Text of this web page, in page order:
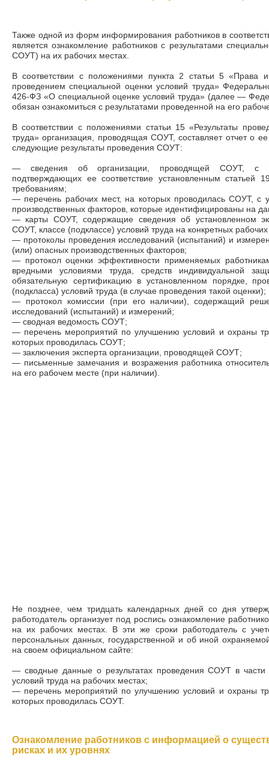
Также одной из форм информирования работников в
является ознакомление работников с результатами
СОУТ) на их рабочих местах.
В соответствии с положениями пункта 2 статьи 5 «Права
проведением специальной оценки условий труда»
426-ФЗ «О специальной оценке условий труда» (далее —
обязан ознакомиться с результатами проведенной на его
В соответствии с положениями статьи 15 «Результаты
труда» организация, проводящая СОУТ, составляет отчет о
следующие результаты проведения СОУТ:
— сведения об организации, проводящей СОУТ, с
подтверждающих ее соответствие установленным
требованиям;
— перечень рабочих мест, на которых проводилась СОУТ, с
производственных факторов, которые идентифицированы на
— карты СОУТ, содержащие сведения об установленном
СОУТ, классе (подклассе) условий труда на конкретных
— протоколы проведения исследований (испытаний) и
(или) опасных производственных факторов;
— протокол оценки эффективности применяемых
вредными условиями труда, средств индивидуальной
обязательную сертификацию в установленном порядке,
(подкласса) условий труда (в случае проведения такой оценки);
— протокол комиссии (при его наличии), содержащий
исследований (испытаний) и измерений;
— сводная ведомость СОУТ;
— перечень мероприятий по улучшению условий и охраны
которых проводилась СОУТ;
— заключения эксперта организации, проводящей СОУТ;
— письменные замечания и возражения работника
на его рабочем месте (при наличии).
Не позднее, чем тридцать календарных дней со дня
работодатель организует под роспись ознакомление
на их рабочих местах. В эти же сроки работодатель с
персональных данных, государственной и об иной
на своем официальном сайте:
— сводные данные о результатах проведения СОУТ в части
условий труда на рабочих местах;
— перечень мероприятий по улучшению условий и охраны
которых проводилась СОУТ.
Ознакомление работников с информацией о
рисках и их уровнях